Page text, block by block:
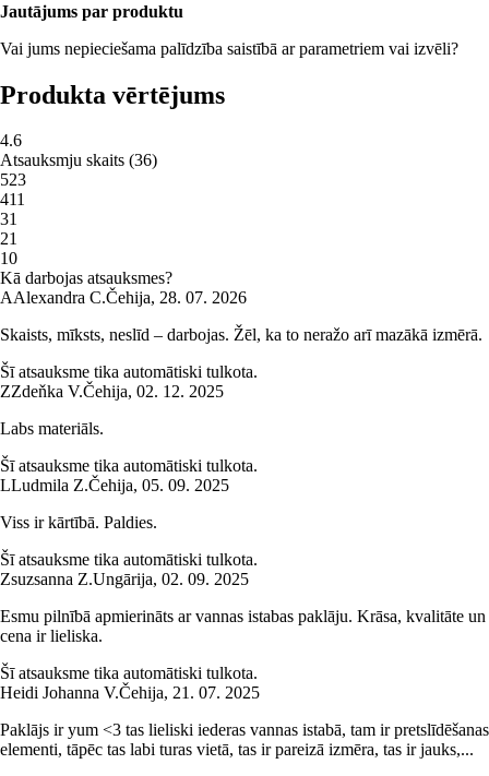
Jautājums par produktu
Vai jums nepieciešama palīdzība saistībā ar parametriem vai izvēli?
Produkta vērtējums
4.6
Atsauksmju skaits (36)
523
411
31
21
10
Kā darbojas atsauksmes?
AAlexandra C.Čehija, 28. 07. 2026
Skaists, mīksts, neslīd – darbojas. Žēl, ka to neražo arī mazākā izmērā.
Šī atsauksme tika automātiski tulkota.
ZZdeňka V.Čehija, 02. 12. 2025
Labs materiāls.
Šī atsauksme tika automātiski tulkota.
LLudmila Z.Čehija, 05. 09. 2025
Viss ir kārtībā. Paldies.
Šī atsauksme tika automātiski tulkota.
Zsuzsanna Z.Ungārija, 02. 09. 2025
Esmu pilnībā apmierināts ar vannas istabas paklāju. Krāsa, kvalitāte un
cena ir lieliska.
Šī atsauksme tika automātiski tulkota.
Heidi Johanna V.Čehija, 21. 07. 2025
Paklājs ir yum <3 tas lieliski iederas vannas istabā, tam ir pretslīdēšanas
elementi, tāpēc tas labi turas vietā, tas ir pareizā izmēra, tas ir jauks,...